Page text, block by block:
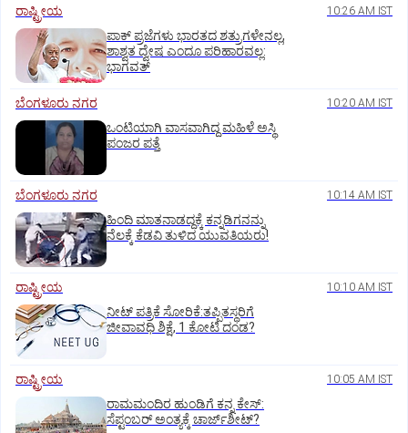
ರಾಷ್ಟ್ರೀಯ 10:26 AM IST
ಪಾಕ್‌ ಪ್ರಜೆಗಳು ಭಾರತದ ಶತ್ರುಗಳೇನಲ್ಲ,
ಶಾಶ್ವತ ದ್ವೇಷ ಎಂದೂ ಪರಿಹಾರವಲ್ಲ:
ಭಾಗವತ್‌
ಬೆಂಗಳೂರು ನಗರ 10:20 AM IST
ಒಂಟಿಯಾಗಿ ವಾಸವಾಗಿದ್ದ ಮಹಿಳೆ ಅಸ್ಥಿ
ಪಂಜರ ಪತ್ತೆ
ಬೆಂಗಳೂರು ನಗರ 10:14 AM IST
ಹಿಂದಿ ಮಾತನಾಡದ್ದಕ್ಕೆ ಕನ್ನಡಿಗನನ್ನು
ನೆಲಕ್ಕೆ ಕೆಡವಿ ತುಳಿದ ಯುವತಿಯರು!
ರಾಷ್ಟ್ರೀಯ 10:10 AM IST
ನೀಟ್‌ ಪತ್ರಿಕೆ ಸೋರಿಕೆ:ತಪ್ಪಿತಸ್ಥರಿಗೆ
ಜೀವಾವಧಿ ಶಿಕ್ಷೆ, 1 ಕೋಟಿ ದಂಡ?
ರಾಷ್ಟ್ರೀಯ 10:05 AM IST
ರಾಮಮಂದಿರ ಹುಂಡಿಗೆ ಕನ್ನ ಕೇಸ್‌:
ಸೆಪ್ಟಂಬರ್‌ ಅಂತ್ಯಕ್ಕೆ ಚಾರ್ಜ್‌ಶೀಟ್‌?